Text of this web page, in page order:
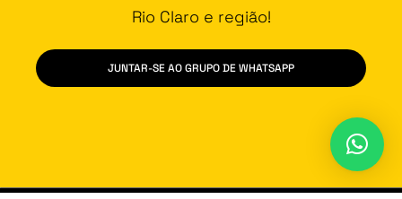
Rio Claro e região!
JUNTAR-SE AO GRUPO DE WHATSAPP